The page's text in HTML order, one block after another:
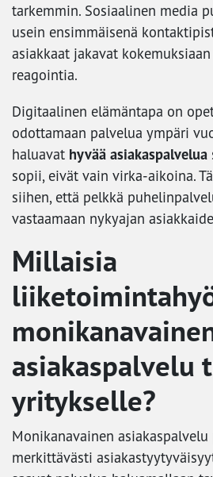
tarkemmin. Sosiaalinen media
usein ensimmäisenä
asiakkaat jakavat
reagointia.
Digitaalinen elämäntapa on
odottamaan palvelua ympäri
haluavat hyvää asiakaspalvelua
sopii, eivät vain virka-aikoina.
siihen, että pelkkä
vastaamaan nykyajan
Millaisia
asiakaspalvelu
yritykselle?
Monikanavainen asiakaspalvelu
merkittävästi